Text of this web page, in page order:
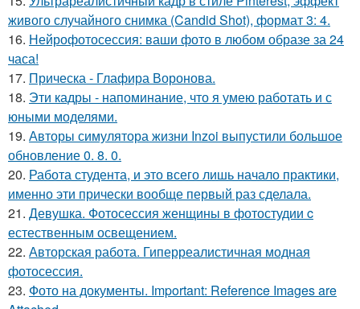
живого случайного снимка (Candid Shot), формат 3: 4.
16. Нейрофотосессия: ваши фото в любом образе за 24
часа!
17. Прическа - Глафира Воронова.
18. Эти кадры - напоминание, что я умею работать и с
юными моделями.
19. Авторы симулятора жизни Inzoi выпустили большое
обновление 0. 8. 0.
20. Работа студента, и это всего лишь начало практики,
именно эти прически вообще первый раз сделала.
21. Девушка. Фотосессия женщины в фотостудии c
естественным освещением.
22. Авторская работа. Гиперреалистичная модная
фотосессия.
23. Фото на документы. Important: Reference Images are